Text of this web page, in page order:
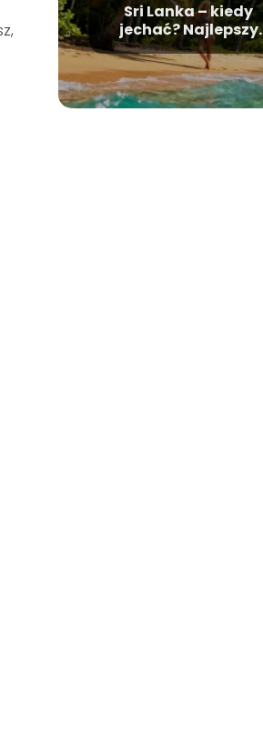
Sri Lanka – kiedy
jechać? Najlepszy
termin na wakacje